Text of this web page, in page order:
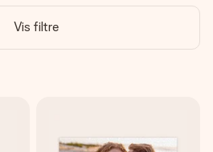
trin – med hendes navn, et
der går lige i hendes hjerte.
en masse kærlighed i
Vis filtre